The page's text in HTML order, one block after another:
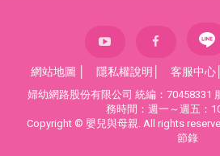
網站地圖 隱私權說明 客服中心
婦幼網路股份有限公司 統編：70458331
務時間：週一～週五：
Copyright © 嬰兒與母親. All rights
節錄